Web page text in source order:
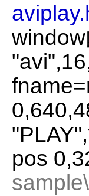
pos